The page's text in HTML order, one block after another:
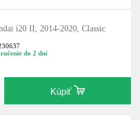
i20 II, 2014-2020, Classic
do 2 dní
Kúpiť